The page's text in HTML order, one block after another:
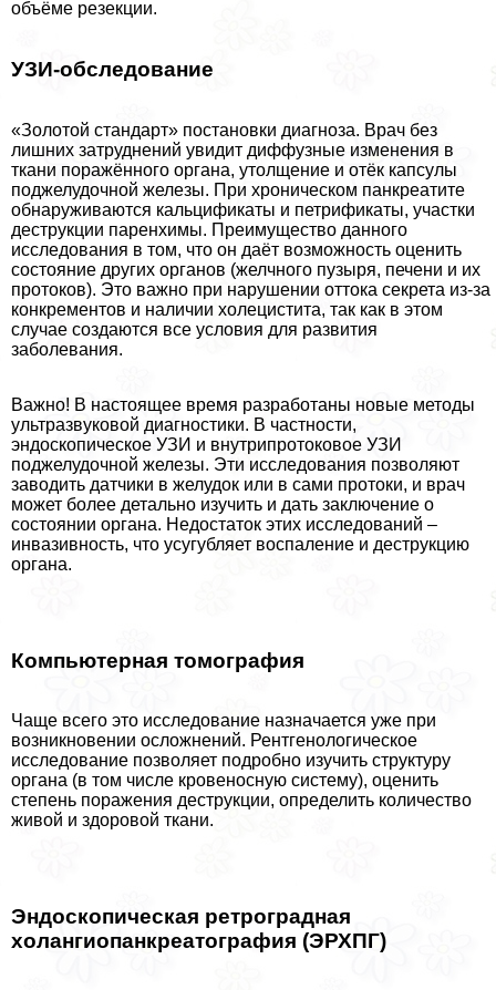
объёме резекции.
УЗИ-обследование
«Золотой стандарт» постановки диагноза. Врач без
лишних затруднений увидит диффузные изменения в
ткани поражённого органа, утолщение и отёк капсулы
поджелудочной железы. При хроническом панкреатите
обнаруживаются кальцификаты и петрификаты, участки
деструкции паренхимы. Преимущество данного
исследования в том, что он даёт возможность оценить
состояние других органов (желчного пузыря, печени и их
протоков). Это важно при нарушении оттока секрета из-за
конкрементов и наличии холецистита, так как в этом
случае создаются все условия для развития
заболевания.
Важно! В настоящее время разработаны новые методы
ультразвуковой диагностики. В частности,
эндоскопическое УЗИ и внутрипротоковое УЗИ
поджелудочной железы. Эти исследования позволяют
заводить датчики в желудок или в сами протоки, и врач
может более детально изучить и дать заключение о
состоянии органа. Недостаток этих исследований –
инвазивность, что усугубляет воспаление и деструкцию
органа.
Компьютерная томография
Чаще всего это исследование назначается уже при
возникновении осложнений. Рентгенологическое
исследование позволяет подробно изучить структуру
органа (в том числе кровеносную систему), оценить
степень поражения деструкции, определить количество
живой и здоровой ткани.
Эндоскопическая ретроградная
холангиопанкреатография (ЭРХПГ)